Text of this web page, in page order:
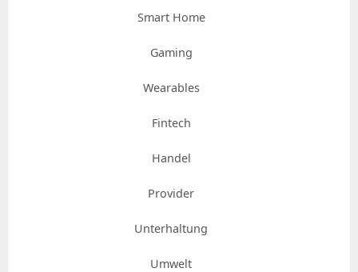
Smart Home
Gaming
Wearables
Fintech
Handel
Provider
Unterhaltung
Umwelt